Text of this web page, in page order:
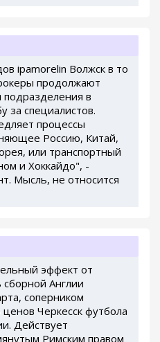
ipamorelin Волжск в то
продолжают
подразделения в
за специалистов.
процессы
Россию, Китай,
или транспортный
и Хоккайдо", -
Мысль, не относится
эффект от
Англии
соперником
Черкесск футбола
Действует
Римским правом